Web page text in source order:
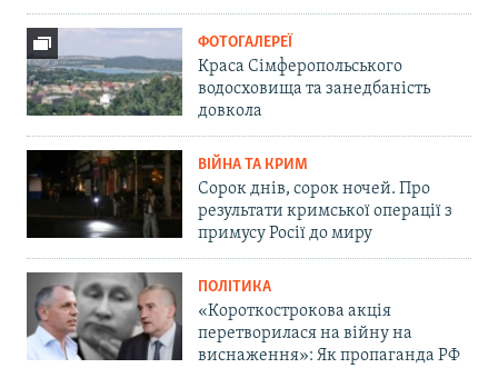
ФОТОГАЛЕРЕЇ
Краса Сімферопольського
водосховища та занедбаність
довкола
ВІЙНА ТА КРИМ
Сорок днів, сорок ночей. Про
результати кримської операції з
примусу Росії до миру
ПОЛІТИКА
«Короткострокова акція
перетворилася на війну на
виснаження»: Як пропаганда РФ